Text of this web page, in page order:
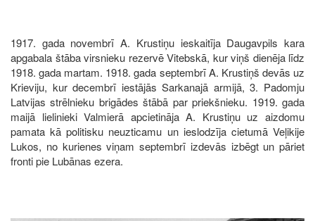
1917. gada novembrī A. Krustiņu ieskaitīja Daugavpils kara
apgabala štāba virsnieku rezervē Vitebskā, kur viņš dienēja līdz
1918. gada martam. 1918. gada septembrī A. Krustiņš devās uz
Krieviju, kur decembrī iestājās Sarkanajā armijā, 3. Padomju
Latvijas strēlnieku brigādes štābā par priekšnieku. 1919. gada
maijā lielinieki Valmierā apcietināja A. Krustiņu uz aizdomu
pamata kā politisku neuzticamu un ieslodzīja cietumā Veļikije
Lukos, no kurienes viņam septembrī izdevās izbēgt un pāriet
fronti pie Lubānas ezera.